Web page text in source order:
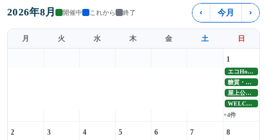
2026年8月 開催中 これから 終了 ‹ 今月 ›
月 火 水 木 金 土 日
1
エコHome提供開始
糖質・植物生化学講座開設
屋上公園付き商業施設整備
WELCOMEクーポン延長
+4件
2 3 4 5 6 7 8